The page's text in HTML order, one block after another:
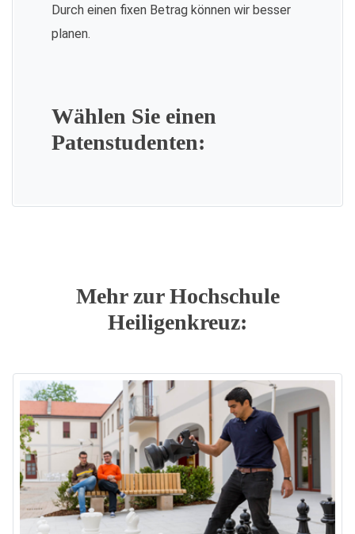
Durch einen fixen Betrag können wir besser
planen.
Wählen Sie einen
Patenstudenten:
Mehr zur Hochschule
Heiligenkreuz: